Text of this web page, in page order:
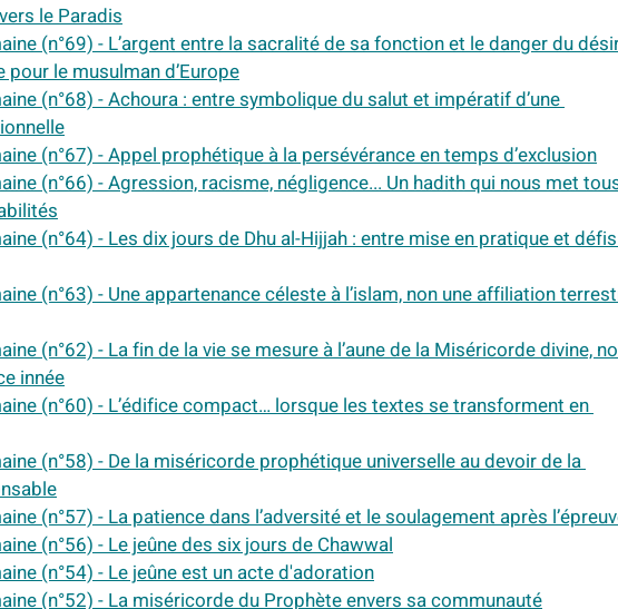
le Paradis
(n°69) - L’argent entre la sacralité de sa fonction et le danger du
le musulman d’Europe
(n°68) - Achoura : entre symbolique du salut et impératif d’une
(n°67) - Appel prophétique à la persévérance en temps d’exclusion
(n°66) - Agression, racisme, négligence... Un hadith qui nous met
(n°64) - Les dix jours de Dhu al-Hijjah : entre mise en pratique et
(n°63) - Une appartenance céleste à l’islam, non une affiliation
(n°62) - La fin de la vie se mesure à l’aune de la Miséricorde divine,
innée
(n°60) - L’édifice compact… lorsque les textes se transforment en
(n°58) - De la miséricorde prophétique universelle au devoir de la
(n°57) - La patience dans l’adversité et le soulagement après
(n°56) - Le jeûne des six jours de Chawwal
(n°54) - Le jeûne est un acte d'adoration
(n°52) - La miséricorde du Prophète envers sa communauté